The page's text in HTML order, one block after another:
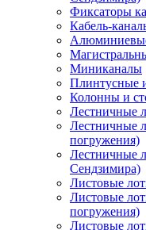
Фиксаторы
Кабель-
Миниканалы
Плинтусные
Колонны и
Лестничные
Лестничные
погружения)
Лестничные
Сендзимира)
Листовые
Листовые
погружения)
Листовые